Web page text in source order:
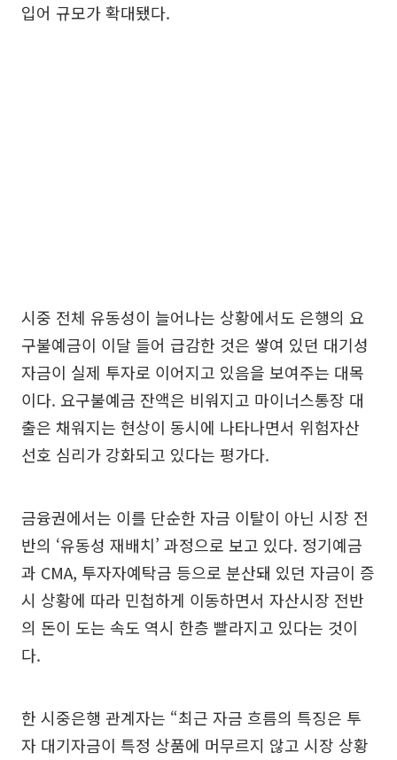
입어 규모가 확대됐다.
시중 전체 유동성이 늘어나는 상황에서도 은행의 요
구불예금이 이달 들어 급감한 것은 쌓여 있던 대기성
자금이 실제 투자로 이어지고 있음을 보여주는 대목
이다. 요구불예금 잔액은 비워지고 마이너스통장 대
출은 채워지는 현상이 동시에 나타나면서 위험자산
선호 심리가 강화되고 있다는 평가다.
금융권에서는 이를 단순한 자금 이탈이 아닌 시장 전
반의 ‘유동성 재배치’ 과정으로 보고 있다. 정기예금
과 CMA, 투자자예탁금 등으로 분산돼 있던 자금이 증
시 상황에 따라 민첩하게 이동하면서 자산시장 전반
의 돈이 도는 속도 역시 한층 빨라지고 있다는 것이
다.
한 시중은행 관계자는 “최근 자금 흐름의 특징은 투
자 대기자금이 특정 상품에 머무르지 않고 시장 상황